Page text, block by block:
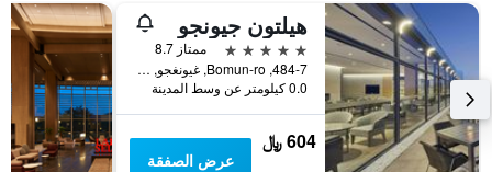
هيلتون جيونجو
5 نجوم
ممتاز 8.7
484-7, Bomun-ro, غيونغجو, كوريا الجنوبية
0.0 كيلومتر عن وسط المدينة
604 ﷼
عرض الصفقة